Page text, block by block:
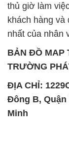
thủ giờ làm
khách hàng và
nhất của nhân
BẢN ĐỒ MAP
TRƯỜNG
ĐỊA CHỈ:
Đông B, Quận
Minh